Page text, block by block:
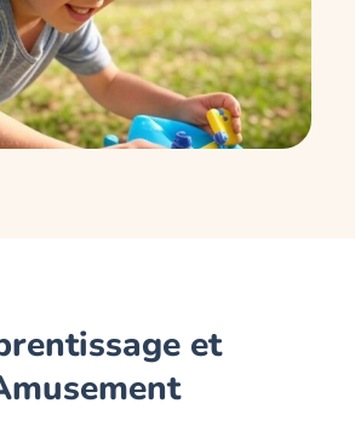
et